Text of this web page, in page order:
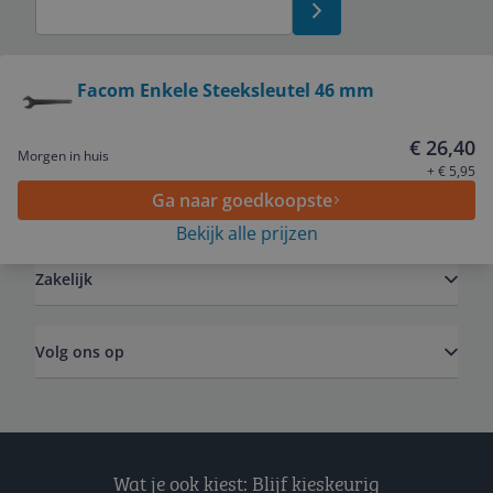
Facom Enkele Steeksleutel 46 mm
Morgen in huis € 26,40
+ € 5,95
Ga naar goedkoopste
Bekijk alle prijzen
Zakelijk
Volg ons op
Wat je ook kiest: Blijf kieskeurig